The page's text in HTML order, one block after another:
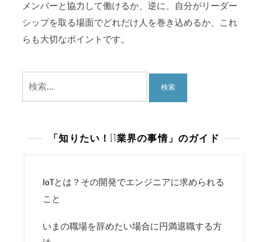
メンバーと協力して働けるか、逆に、自分がリーダー
シップを取る場面でどれだけ人を巻き込めるか、これ
らも大切なポイントです。
「知りたい！IT業界の事情」のガイド
IoTとは？その開発でエンジニアに求められる
こと
いまの職場を辞めたい場合に円満退職する方